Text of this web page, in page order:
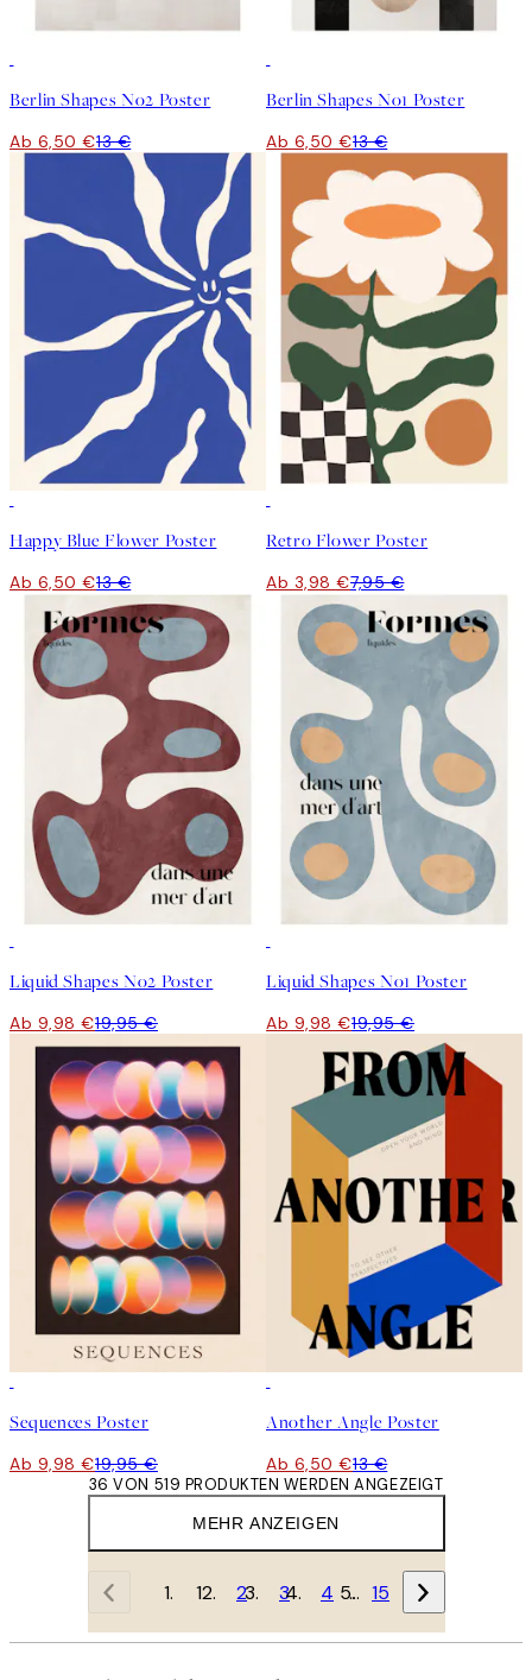
Berlin Shapes No2 Poster
Ab 6,50 €13 €
Berlin Shapes No1 Poster
Ab 6,50 €13 €
Happy Blue Flower Poster
Ab 6,50 €13 €
Retro Flower Poster
Ab 3,98 €7,95 €
Liquid Shapes No2 Poster
Ab 9,98 €19,95 €
Liquid Shapes No1 Poster
Ab 9,98 €19,95 €
Sequences Poster
Ab 9,98 €19,95 €
Another Angle Poster
Ab 6,50 €13 €
MEHR ANZEIGEN
36 VON 519 PRODUKTEN WERDEN ANGEZEIGT
1 2 3 4 … 15